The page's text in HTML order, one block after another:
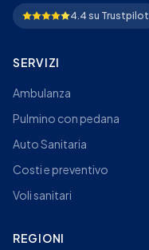
4.4 su Trustpilot
SERVIZI
Ambulanza
Pulmino con pedana
Auto Sanitaria
Costi e preventivo
Voli sanitari
REGIONI